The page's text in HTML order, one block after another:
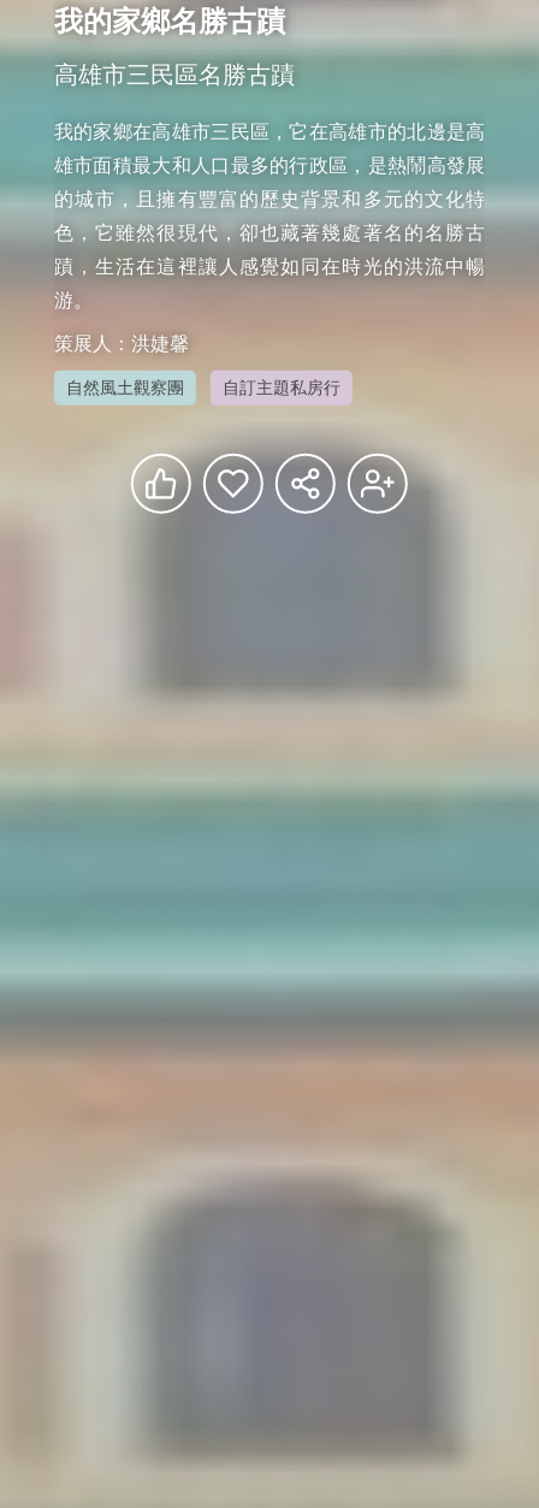
我的家鄉名勝古蹟
高雄市三民區名勝古蹟
我的家鄉在高雄市三民區，它在高雄市的北邊是高
雄市面積最大和人口最多的行政區，是熱鬧高發展
的城市，且擁有豐富的歷史背景和多元的文化特
色，它雖然很現代，卻也藏著幾處著名的名勝古
蹟，生活在這裡讓人感覺如同在時光的洪流中暢
游。
策展人：洪婕馨
自然風土觀察團 自訂主題私房行